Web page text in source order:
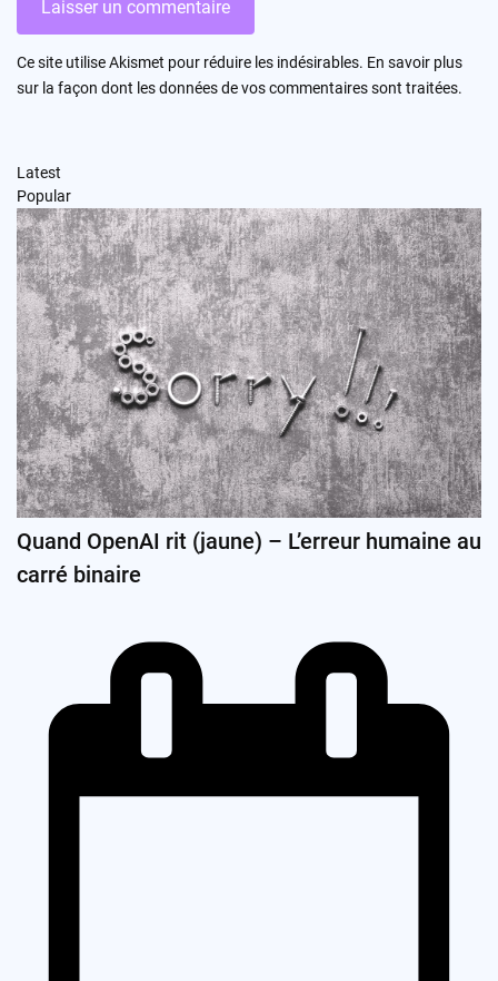
Ce site utilise Akismet pour réduire les indésirables. En savoir plus
sur la façon dont les données de vos commentaires sont traitées.
Latest
Popular
Quand OpenAI rit (jaune) – L’erreur humaine au
carré binaire